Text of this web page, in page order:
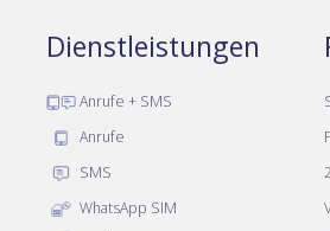
Dienstleistungen
Anrufe + SMS
Anrufe
SMS
WhatsApp SIM